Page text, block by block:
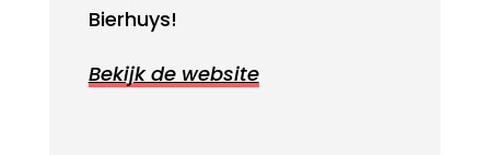
Bierhuys!
Bekijk de website